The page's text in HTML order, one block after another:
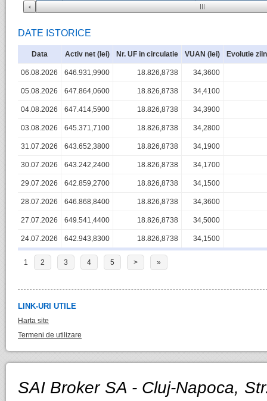
DATE ISTORICE
Data Activ net (lei) Nr. UF in circulatie VUAN (lei) Evolutie
06.08.2026 646.931,9900 18.826,8738 34,3600
05.08.2026 647.864,0600 18.826,8738 34,4100
04.08.2026 647.414,5900 18.826,8738 34,3900
03.08.2026 645.371,7100 18.826,8738 34,2800
31.07.2026 643.652,3800 18.826,8738 34,1900
30.07.2026 643.242,2400 18.826,8738 34,1700
29.07.2026 642.859,2700 18.826,8738 34,1500
28.07.2026 646.868,8400 18.826,8738 34,3600
27.07.2026 649.541,4400 18.826,8738 34,5000
24.07.2026 642.943,8300 18.826,8738 34,1500
1 2 3 4 5 > »
LINK-URI UTILE
Harta site
Termeni de utilizare
SAI Broker SA - Cluj-Napoca,